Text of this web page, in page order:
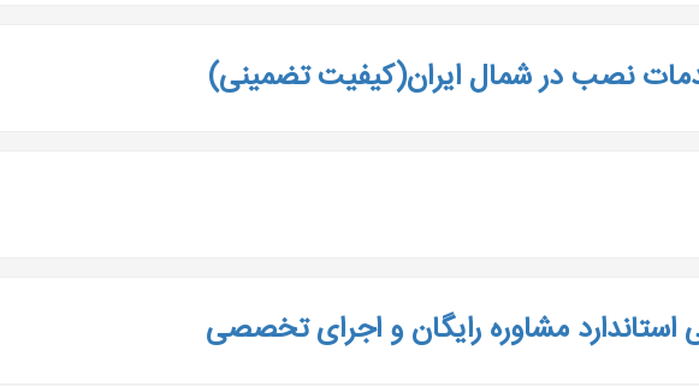
نصب در شمال ایران(کیفیت تضمینی)
مشاوره رایگان و اجرای تخصصی